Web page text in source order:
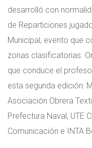
desarrolló con
de Reparticiones
Municipal; evento que
zonas clasificatorias.
que conduce el
esta segunda edición:
Asociación Obrera
Prefectura Naval, UTE
Comunicación e INTA